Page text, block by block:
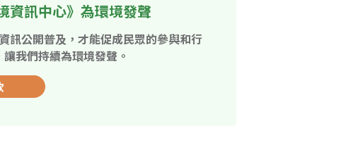
訊中心》為環境發聲
訊公開普及，才能促成民眾的參與和行
我們持續為環境發聲。